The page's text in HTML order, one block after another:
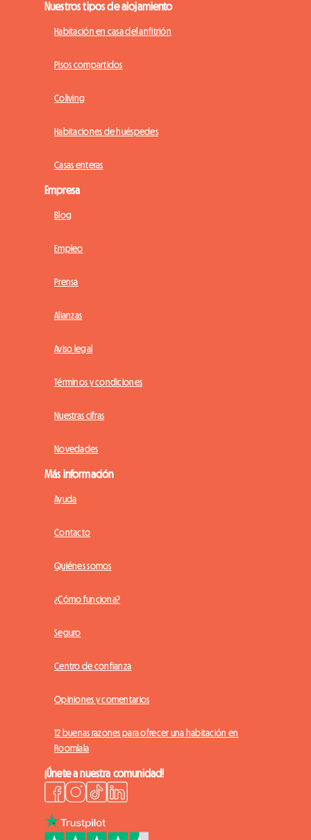
Nuestros tipos de alojamiento
Habitación en casa del anfitrión
Pisos compartidos
Coliving
Habitaciones de huéspedes
Casas enteras
Empresa
Blog
Empleo
Prensa
Alianzas
Aviso legal
Términos y condiciones
Nuestras cifras
Novedades
Más información
Ayuda
Contacto
Quiénes somos
¿Cómo funciona?
Seguro
Centro de confianza
Opiniones y comentarios
12 buenas razones para ofrecer una habitación en
Roomlala
¡Únete a nuestra comunidad!